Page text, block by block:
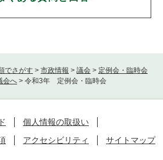
でさがす > 市政情報 > 議会 > 定例会・臨時会
会へ > 令和3年 定例会・臨時会
個人情報の取扱い
アクセシビリティ サイトマップ